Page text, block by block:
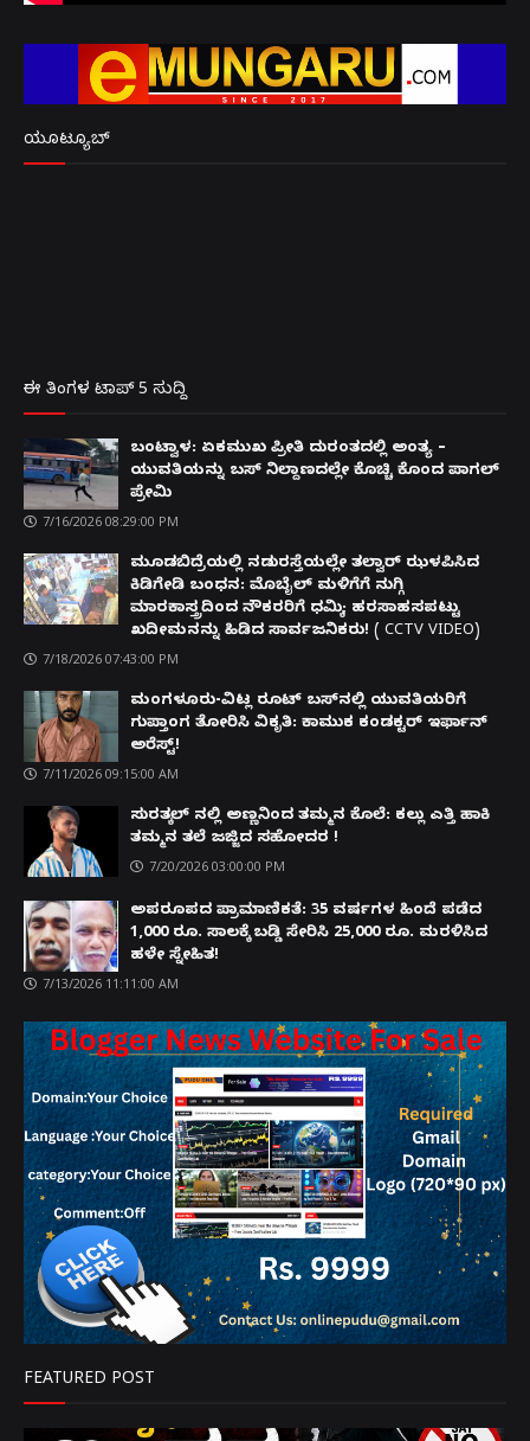
ಯೂಟ್ಯೂಬ್
ಈ ತಿಂಗಳ ಟಾಪ್ 5 ಸುದ್ದಿ
ಬಂಟ್ವಾಳ: ಏಕಮುಖ ಪ್ರೀತಿ ದುರಂತದಲ್ಲಿ ಅಂತ್ಯ –
ಯುವತಿಯನ್ನು ಬಸ್ ನಿಲ್ದಾಣದಲ್ಲೇ ಕೊಚ್ಚಿ ಕೊಂದ ಪಾಗಲ್
ಪ್ರೇಮಿ
7/16/2026 08:29:00 PM
ಮೂಡಬಿದ್ರೆಯಲ್ಲಿ ನಡುರಸ್ತೆಯಲ್ಲೇ ತಲ್ವಾರ್ ಝಳಪಿಸಿದ
ಕಿಡಿಗೇಡಿ ಬಂಧನ: ಮೊಬೈಲ್ ಮಳಿಗೆಗೆ ನುಗ್ಗಿ
ಮಾರಕಾಸ್ತ್ರದಿಂದ ನೌಕರರಿಗೆ ಧಮ್ಕಿ; ಹರಸಾಹಸಪಟ್ಟು
ಖದೀಮನನ್ನು ಹಿಡಿದ ಸಾರ್ವಜನಿಕರು! ( CCTV VIDEO)
7/18/2026 07:43:00 PM
ಮಂಗಳೂರು-ವಿಟ್ಲ ರೂಟ್ ಬಸ್‌ನಲ್ಲಿ ಯುವತಿಯರಿಗೆ
ಗುಪ್ತಾಂಗ ತೋರಿಸಿ ವಿಕೃತಿ: ಕಾಮುಕ ಕಂಡಕ್ಟರ್ ಇರ್ಫಾನ್
ಅರೆಸ್ಟ್!
7/11/2026 09:15:00 AM
ಸುರತ್ಕಲ್ ನಲ್ಲಿ ಅಣ್ಣನಿಂದ ತಮ್ಮನ ಕೊಲೆ: ಕಲ್ಲು ಎತ್ತಿ ಹಾಕಿ
ತಮ್ಮನ ತಲೆ ಜಜ್ಜಿದ ಸಹೋದರ !
7/20/2026 03:00:00 PM
ಅಪರೂಪದ ಪ್ರಾಮಾಣಿಕತೆ: 35 ವರ್ಷಗಳ ಹಿಂದೆ ಪಡೆದ
1,000 ರೂ. ಸಾಲಕ್ಕೆ ಬಡ್ಡಿ ಸೇರಿಸಿ 25,000 ರೂ. ಮರಳಿಸಿದ
ಹಳೇ ಸ್ನೇಹಿತ!
7/13/2026 11:11:00 AM
FEATURED POST